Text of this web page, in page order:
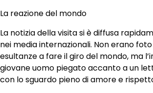
La reazione del mondo
La notizia della visita si è diffusa
nei media internazionali. Non erano
esultanze a fare il giro del mondo, ma
giovane uomo piegato accanto a un
con lo sguardo pieno di amore e